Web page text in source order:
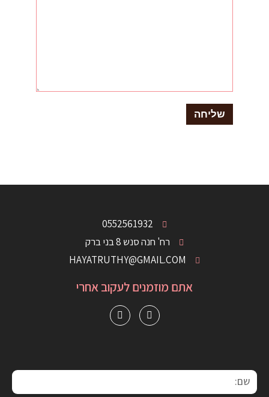
0552561932
רח' חנה סנש 8 בני ברק
HAYATRUTHY@GMAIL.COM
אתם מוזמנים לעקוב אחרי